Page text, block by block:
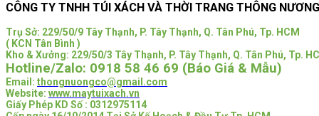
CÔNG TY TNHH TÚI XÁCH VÀ THỜI TRANG THÔNG NƯƠNG
Trụ Sở: 229/50/9 Tây Thạnh, P. Tây Thạnh, Q. Tân Phú, Tp. HCM
( KCN Tân Bình )
Kho & Xưởng: 229/50/3 Tây Thạnh, P. Tây Thạnh, Q. Tân Phú, Tp.
Hotline/Zalo: 0918 58 46 69 (Báo Giá & Mẫu)
Email: thongnuongco@gmail.com
Website: www.maytuixach.vn
Giấy Phép KD Số : 0312975114